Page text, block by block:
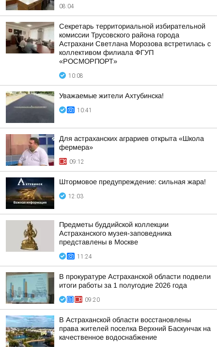
08:04
Секретарь территориальной избирательной
комиссии Трусовского района города
Астрахани Светлана Морозова встретилась с
коллективом филиала ФГУП
«РОСМОРПОРТ»
10:08
Уважаемые жители Ахтубинска!
10:41
Для астраханских аграриев открыта «Школа
фермера»
09:12
Штормовое предупреждение: сильная жара!
12:03
Предметы буддийской коллекции
Астраханского музея-заповедника
представлены в Москве
11:24
В прокуратуре Астраханской области подвели
итоги работы за 1 полугодие 2026 года
09:20
В Астраханской области восстановлены
права жителей поселка Верхний Баскунчак на
качественное водоснабжение